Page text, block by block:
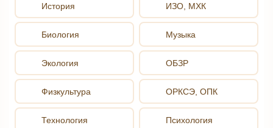
История
Биология
Экология
ИЗО, МХК
Музыка
ОБЗР
Физкультура
Технология
ОРКСЭ, ОПК
Психология